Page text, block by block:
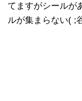
てますがシールが
ルが集まらない( ;